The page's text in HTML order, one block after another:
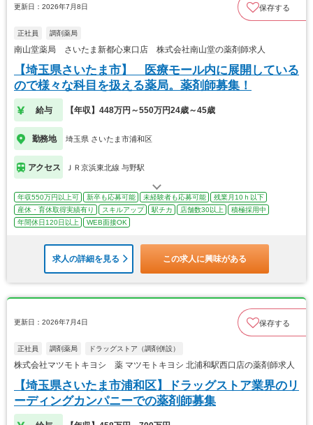
更新日：2026年7月8日 保存する
正社員 調剤薬局
南山堂薬局 さいたま新都心東口店 株式会社南山堂の薬剤師求人
【埼玉県さいたま市】 医療モール内に展開している
ので様々な科目を扱える薬局。薬剤師募集！
給与 【年収】448万円～550万円24歳～45歳
勤務地 埼玉県 さいたま市浦和区
アクセス ＪＲ京浜東北線 与野駅
年収550万円以上可 新卒も応募可能 未経験者も応募可能
残業月10ｈ以下
産休・育休取得実績有り
スキルアップ 駅チカ 店舗数30以上
積極採用中
年間休日120日以上
WEB面接OK
求人の詳細を見る この求人に興味がある
更新日：2026年7月4日 保存する
正社員 調剤薬局 ドラッグストア（調剤併設）
株式会社マツモトキヨシ 薬 マツモトキヨシ 北浦和駅西口店の薬剤師求人
【埼玉県さいたま市浦和区】ドラッグストア業界のリ
ーディングカンパニーでの薬剤師募集